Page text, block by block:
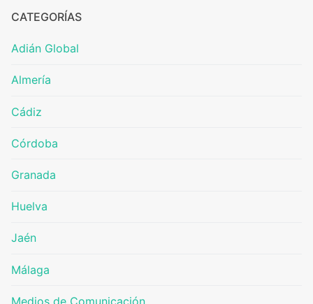
CATEGORÍAS
Adián Global
Almería
Cádiz
Córdoba
Granada
Huelva
Jaén
Málaga
Medios de Comunicación